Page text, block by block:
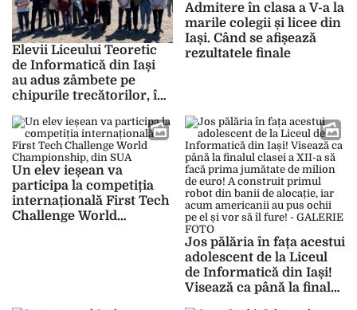
Elevii Liceului Teoretic
de Informatică din Iași
au adus zâmbete pe
chipurile trecătorilor, în
„Dăruind celorlalți”
Admitere în clasa a V-a la
marile colegii și licee din
Iași. Când se afișează
rezultatele finale
Un elev ieșean va
participa la competiția
internațională First Tech
Challenge World
Jos pălăria în fața acestui
adolescent de la Liceul
de Informatică din Iași!
Visează ca până la finalul